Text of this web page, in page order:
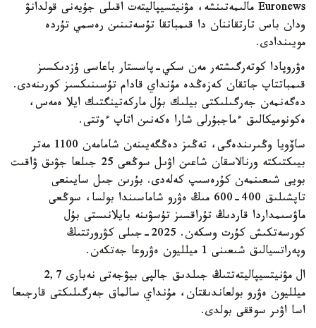
Euronews مالىمەتىنشە، مۋنيتسيپاليتەت اقىلى جۇيەنى قولدانۋ
ودان باس تارتقاننان دا قىمباتقا تۇسەتىنىن رەسمي تۇردە
مويىندادى.
ەۋروپادا كوتەرگىشتەر مەن سكي-پاسستار باعاسى ۇزدىكسىز
قىمباتتاپ جاتقان كەزەڭدە مۇنداي قادام تۇسىنىكسىز كورىنەدى.
دەگەنمەن جەرگىلىكتى بيلىك بۇل ماركەتينگتىك ايلا ەمەس،
ەكونوميكالىق ءماجبۇرلى شارا ەكەنىن اتاپ ءوتتى.
ساۆويا وڭىرىندەگى، تەڭىز دەڭگەيىنەن شامامەن 1100 مەتر
بيىكتىكتە ورنالاسقان شاعىن اۋىل سوڭعى 25 جىلعا جۋىق ۋاقىت
بويى شىعىنمەن كۇرەسىپ كەلەدى. بۇرىن جىل سايىنعى
تاپشىلىق 400-600 مىڭ ەۋرو شاماسىندا بولسا، سوڭعى
ماۋسىمداردا قاردىڭ تۇراقسىز تۇسۋىنە بايلانىستى بۇل
كورسەتكىش كۇرت وسكەن. 2025-جىلى كۋرورتتىڭ
وپەراتسيالىق شىعىنى 1 ميلليون ەۋروعا جەتكەن.
ال مۋنيتسيپاليتەتتىڭ جىلدىق جالپى بيۋجەتى نەبارى 2,7
ميلليون ەۋرو بولعاندىقتان، مۇنداي سالماق جەرگىلىكتى قارجىعا
اسا اۋىر سوققى بولدى.